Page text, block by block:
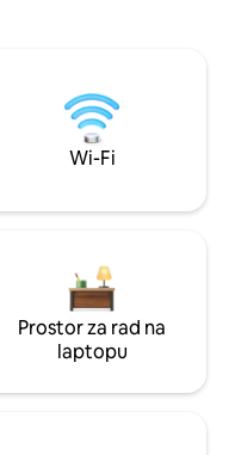
Wi-Fi
Prostor za rad na
laptopu